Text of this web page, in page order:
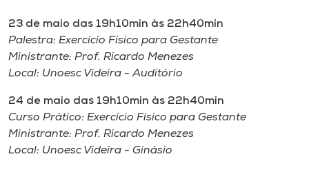
Selecione
o idioma
A+
A-
23 de maio das 19h10min às 22h40min
Palestra: Exercício Físico para Gestante
Ministrante: Prof. Ricardo Menezes
Local: Unoesc Videira - Auditório
24 de maio das 19h10min às 22h40min
Curso Prático: Exercício Físico para Gestante
Ministrante: Prof. Ricardo Menezes
Local: Unoesc Videira - Ginásio